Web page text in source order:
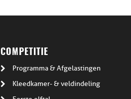
COMPETITIE
Programma & Afgelastingen
Kleedkamer- & veldindeling